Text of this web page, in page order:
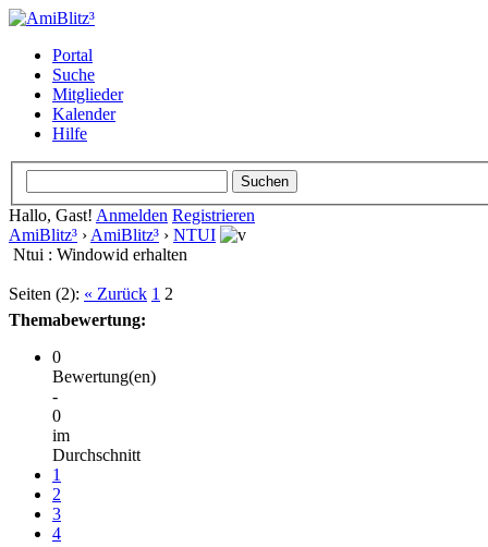
Portal
Suche
Mitglieder
Kalender
Hilfe
Hallo, Gast! Anmelden Registrieren
AmiBlitz³ › AmiBlitz³ › NTUI
Ntui : Windowid erhalten
Seiten (2): « Zurück 1 2
Themabewertung:
0
Bewertung(en)
-
0
im
Durchschnitt
1
2
3
4